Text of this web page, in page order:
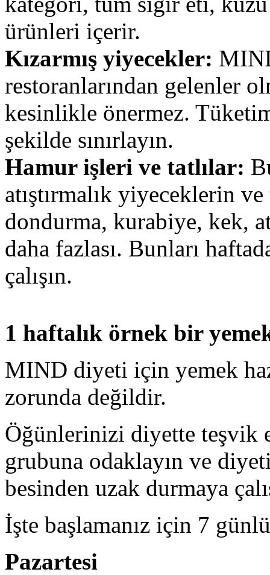
ürünleri içerir.
Kızarmış yiyecekler:
restoranlarından gelenler
kesinlikle önermez.
şekilde sınırlayın.
Hamur işleri ve tatlılar:
atıştırmalık yiyeceklerin
dondurma, kurabiye, kek,
daha fazlası. Bunları
çalışın.
1 haftalık örnek bir
MIND diyeti için yemek
zorunda değildir.
Öğünlerinizi diyette teşvik
grubuna odaklayın ve
besinden uzak durmaya
İşte başlamanız için 7
Pazartesi